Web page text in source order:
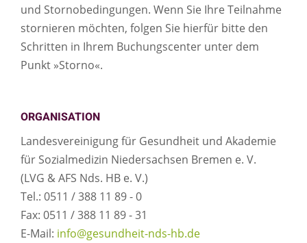
und Stornobedingungen. Wenn Sie Ihre Teilnahme
stornieren möchten, folgen Sie hierfür bitte den
Schritten in Ihrem Buchungscenter unter dem
Punkt »Storno«.
ORGANISATION
Landesvereinigung für Gesundheit und Akademie
für Sozialmedizin Niedersachsen Bremen e. V.
(LVG & AFS Nds. HB e. V.)
Tel.: 0511 / 388 11 89 - 0
Fax: 0511 / 388 11 89 - 31
E-Mail: info@gesundheit-nds-hb.de